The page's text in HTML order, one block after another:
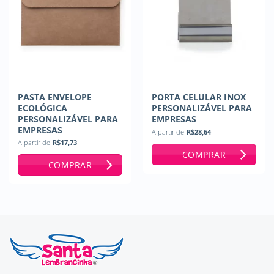
PASTA ENVELOPE
ECOLÓGICA
PERSONALIZÁVEL PARA
EMPRESAS
A partir de R$17,73
COMPRAR
PORTA CELULAR INOX
PERSONALIZÁVEL PARA
EMPRESAS
A partir de R$28,64
COMPRAR